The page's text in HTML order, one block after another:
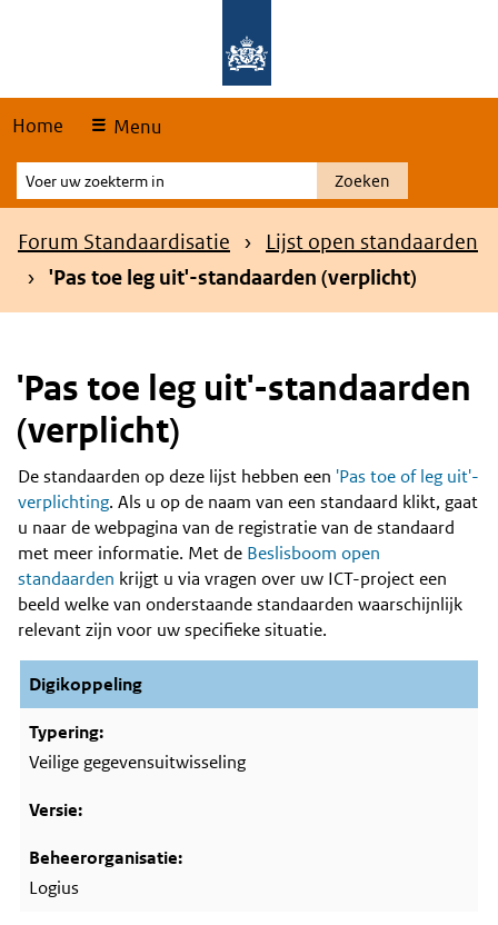
Home Menu
Voer
uw
zoekterm
Zoeken
Kruimelpad
Forum Standaardisatie
Lijst open standaarden
'Pas toe leg uit'-standaarden (verplicht)
'Pas toe leg uit'-standaarden
(verplicht)
Content
De standaarden op deze lijst hebben een 'Pas toe of leg uit'-
verplichting. Als u op de naam van een standaard klikt, gaat
u naar de webpagina van de registratie van de standaard
met meer informatie. Met de Beslisboom open
standaarden krijgt u via vragen over uw ICT-project een
beeld welke van onderstaande standaarden waarschijnlijk
relevant zijn voor uw specifieke situatie.
Digikoppeling
Veilige gegevensuitwisseling
Logius